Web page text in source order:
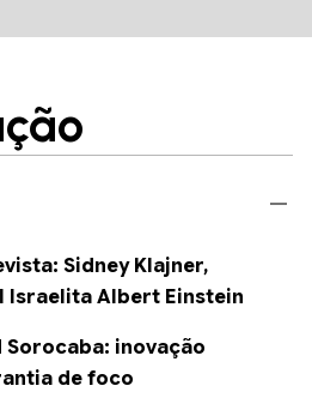
Sidney Klajner,
Israelita Albert Einstein
Sorocaba: inovação
de foco